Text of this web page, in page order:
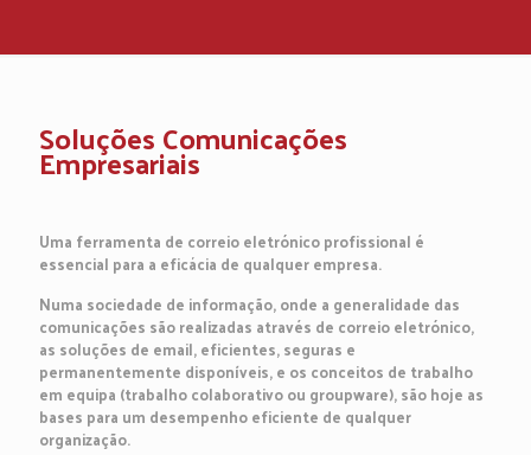
Soluções Comunicações
Empresariais
Uma ferramenta de correio eletrónico profissional é
essencial para a eficácia de qualquer empresa.
Numa sociedade de informação, onde a generalidade das
comunicações são realizadas através de correio eletrónico,
as soluções de email, eficientes, seguras e
permanentemente disponíveis, e os conceitos de trabalho
em equipa (trabalho colaborativo ou groupware), são hoje as
bases para um desempenho eficiente de qualquer
organização.